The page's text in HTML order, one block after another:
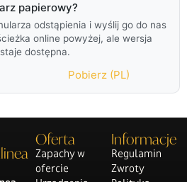
papierowy?
odstąpienia i wyślij go do nas
online powyżej, ale wersja
dostępna.
Pobierz (PL)
Oferta
Zapachy w
ofercie
Informacje
Regulamin
Zwroty